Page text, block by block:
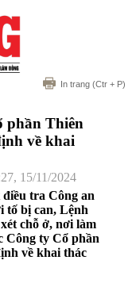
In trang (Ctr + P)
phần Thiên
về khai
15/11/2024
điều tra Công an
tố bị can, Lệnh
chỗ ở, nơi làm
Công ty Cổ phần
về khai thác